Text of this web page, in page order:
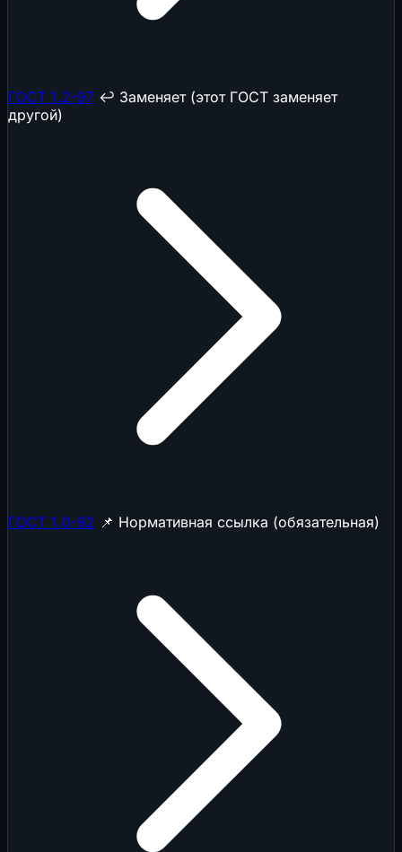
ГОСТ 1.2-97 ↩️ Заменяет (этот ГОСТ заменяет
другой)
ГОСТ 1.0-92 📌 Нормативная ссылка (обязательная)